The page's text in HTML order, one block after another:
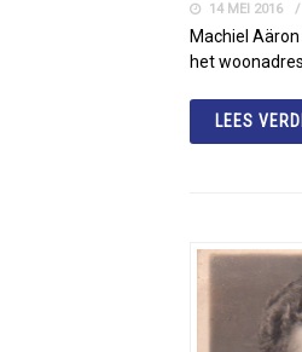
14 MEI 2016
Machiel
het
LEES